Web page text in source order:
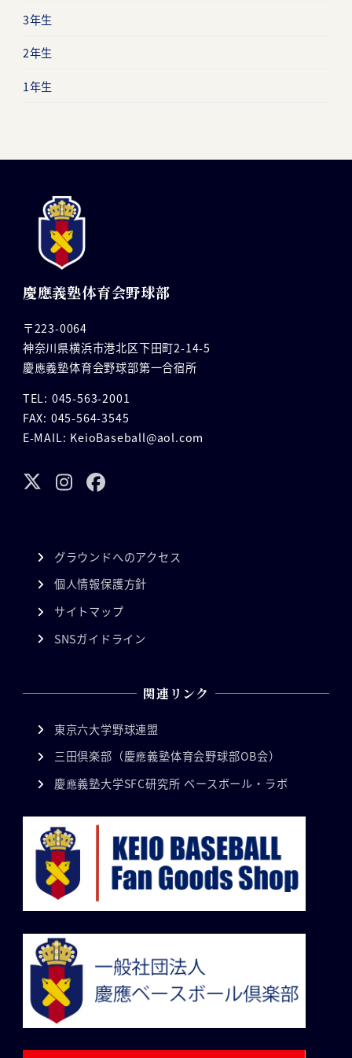
3年生
2年生
1年生
慶應義塾体育会野球部
〒223-0064
神奈川県横浜市港北区下田町2-14-5
慶應義塾体育会野球部第一合宿所
TEL: 045-563-2001
FAX: 045-564-3545
E-MAIL: KeioBaseball@aol.com
グラウンドへのアクセス
個人情報保護方針
サイトマップ
SNSガイドライン
関連リンク
東京六大学野球連盟
三田倶楽部（慶應義塾体育会野球部OB会）
慶應義塾大学SFC研究所 ベースボール・ラボ